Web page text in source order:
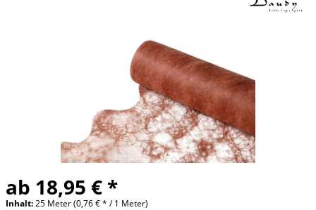
ab 18,95 € *
Inhalt:25 Meter (0,76 € * / 1 Meter)